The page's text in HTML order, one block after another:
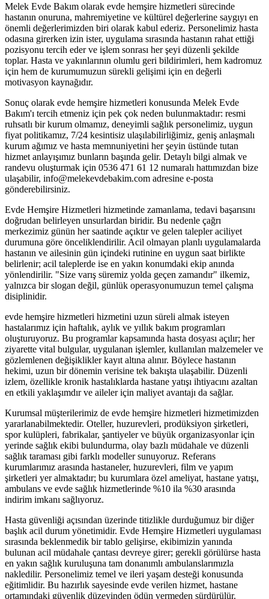
Melek Evde Bakım olarak evde hemşire hizmetleri sürecinde
hastanın onuruna, mahremiyetine ve kültürel değerlerine saygıyı en
önemli değerlerimizden biri olarak kabul ederiz. Personelimiz hasta
odasına girerken izin ister, uygulama sırasında hastanın rahat ettiği
pozisyonu tercih eder ve işlem sonrası her şeyi düzenli şekilde
toplar. Hasta ve yakınlarının olumlu geri bildirimleri, hem kadromuz
için hem de kurumumuzun sürekli gelişimi için en değerli
motivasyon kaynağıdır.
Sonuç olarak evde hemşire hizmetleri konusunda Melek Evde
Bakım'ı tercih etmeniz için pek çok neden bulunmaktadır: resmi
ruhsatlı bir kurum olmamız, deneyimli sağlık personelimiz, uygun
fiyat politikamız, 7/24 kesintisiz ulaşılabilirliğimiz, geniş anlaşmalı
kurum ağımız ve hasta memnuniyetini her şeyin üstünde tutan
hizmet anlayışımız bunların başında gelir. Detaylı bilgi almak ve
randevu oluşturmak için 0536 471 61 12 numaralı hattımızdan bize
ulaşabilir, info@melekevdebakim.com adresine e-posta
gönderebilirsiniz.
Evde Hemşire Hizmetleri hizmetinde zamanlama, tedavi başarısını
doğrudan belirleyen unsurlardan biridir. Bu nedenle çağrı
merkezimiz günün her saatinde açıktır ve gelen talepler aciliyet
durumuna göre önceliklendirilir. Acil olmayan planlı uygulamalarda
hastanın ve ailesinin gün içindeki rutinine en uygun saat birlikte
belirlenir; acil taleplerde ise en yakın konumdaki ekip anında
yönlendirilir. "Size varış süremiz yolda geçen zamandır" ilkemiz,
yalnızca bir slogan değil, günlük operasyonumuzun temel çalışma
disiplinidir.
evde hemşire hizmetleri hizmetini uzun süreli almak isteyen
hastalarımız için haftalık, aylık ve yıllık bakım programları
oluşturuyoruz. Bu programlar kapsamında hasta dosyası açılır; her
ziyarette vital bulgular, uygulanan işlemler, kullanılan malzemeler ve
gözlemlenen değişiklikler kayıt altına alınır. Böylece hastanın
hekimi, uzun bir dönemin verisine tek bakışta ulaşabilir. Düzenli
izlem, özellikle kronik hastalıklarda hastane yatışı ihtiyacını azaltan
en etkili yaklaşımdır ve aileler için maliyet avantajı da sağlar.
Kurumsal müşterilerimiz de evde hemşire hizmetleri hizmetimizden
yararlanabilmektedir. Oteller, huzurevleri, prodüksiyon şirketleri,
spor kulüpleri, fabrikalar, şantiyeler ve büyük organizasyonlar için
yerinde sağlık ekibi bulundurma, olay bazlı müdahale ve düzenli
sağlık taraması gibi farklı modeller sunuyoruz. Referans
kurumlarımız arasında hastaneler, huzurevleri, film ve yapım
şirketleri yer almaktadır; bu kurumlara özel ameliyat, hastane yatışı,
ambulans ve evde sağlık hizmetlerinde %10 ila %30 arasında
indirim imkanı sağlıyoruz.
Hasta güvenliği açısından üzerinde titizlikle durduğumuz bir diğer
başlık acil durum yönetimidir. Evde Hemşire Hizmetleri uygulaması
sırasında beklenmedik bir tablo gelişirse, ekibimizin yanında
bulunan acil müdahale çantası devreye girer; gerekli görülürse hasta
en yakın sağlık kuruluşuna tam donanımlı ambulanslarımızla
nakledilir. Personelimiz temel ve ileri yaşam desteği konusunda
eğitimlidir. Bu hazırlık sayesinde evde verilen hizmet, hastane
ortamındaki güvenlik düzeyinden ödün vermeden sürdürülür.